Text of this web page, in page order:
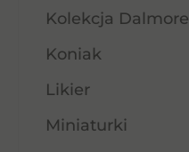
Kolekcja Dalmore
Koniak
Likier
Miniaturki